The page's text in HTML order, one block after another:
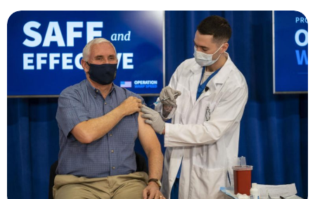
прележале
коронавирус
паѓа